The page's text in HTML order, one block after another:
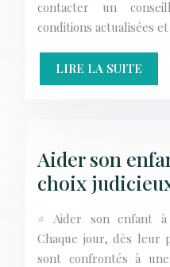
contacter un
conditions actualisées
LIRE LA SUITE
Aider son
choix
# Aider son enfant à
Chaque jour, dès leur
sont confrontés à